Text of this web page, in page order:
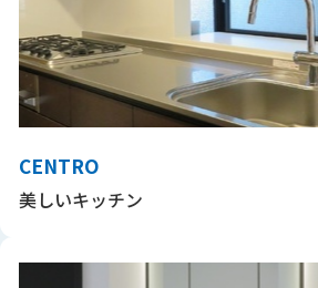
CENTRO
美しいキッチン